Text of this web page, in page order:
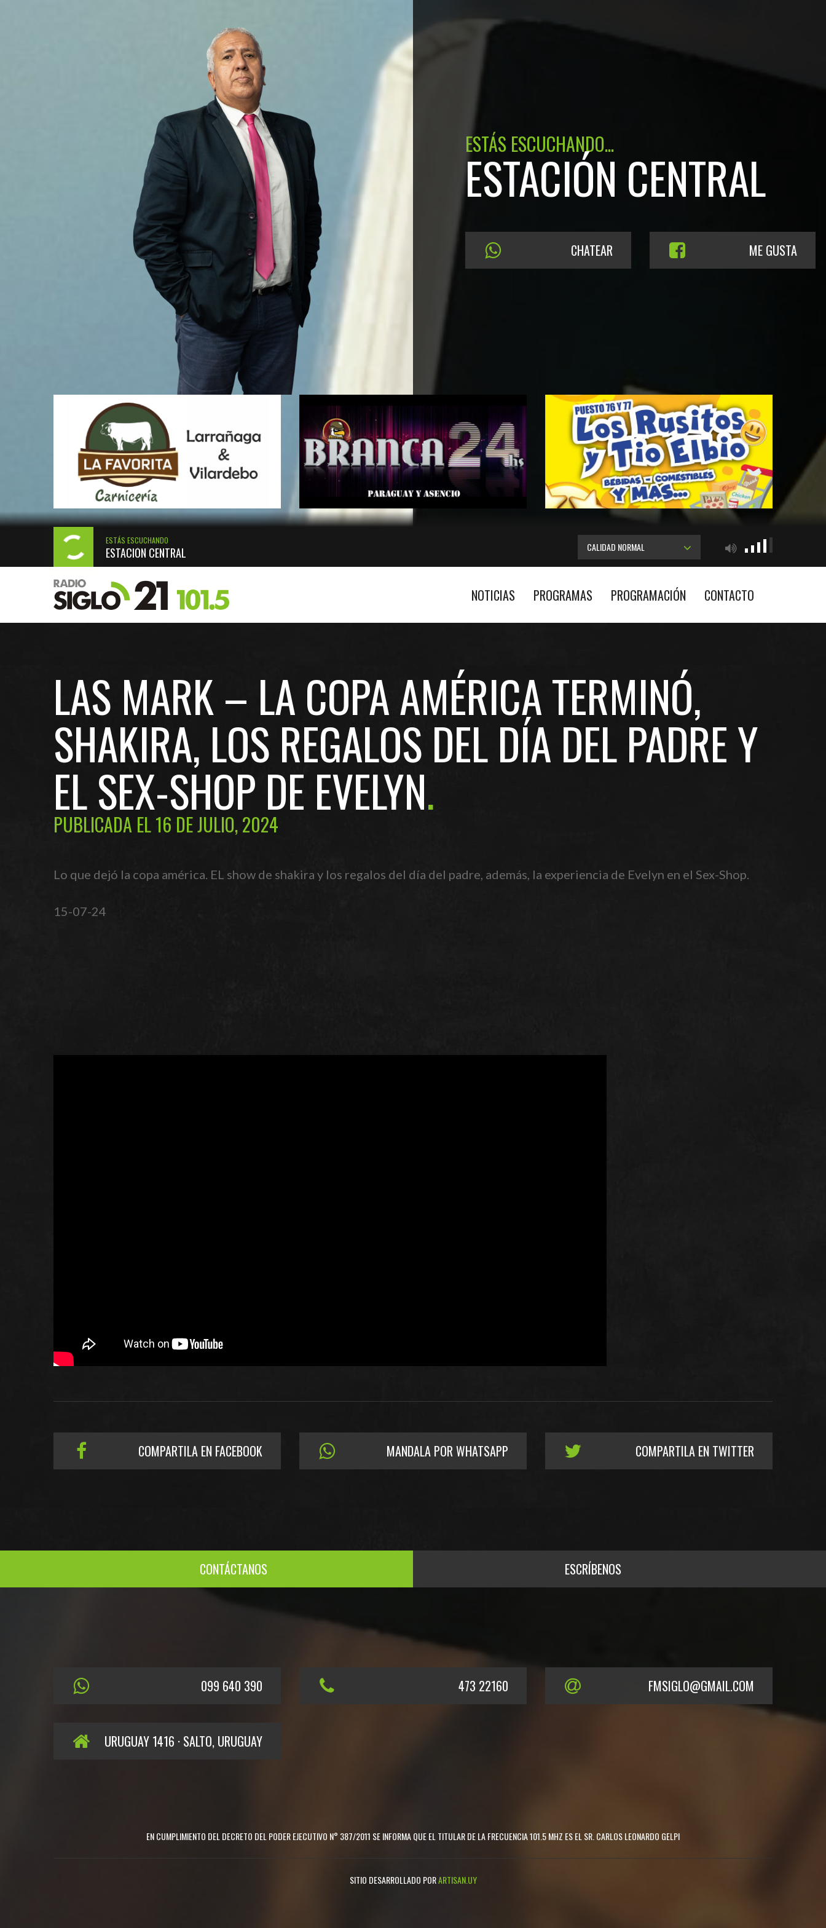
ESTÁS ESCUCHANDO...
ESTACIÓN CENTRAL
CHATEAR ME GUSTA
ESTÁS ESCUCHANDO
ESTACIÓN CENTRAL CALIDAD NORMAL
NOTICIAS PROGRAMAS PROGRAMACIÓN CONTACTO
LAS MARK – LA COPA AMÉRICA TERMINÓ,
SHAKIRA, LOS REGALOS DEL DÍA DEL PADRE Y
EL SEX-SHOP DE EVELYN
PUBLICADA EL 16 DE JULIO, 2024
Lo que dejó la copa américa. EL show de shakira y los regalos del día del padre, además, la experiencia de Evelyn en el Sex-Shop.
15-07-24
COMPARTILA EN FACEBOOK MANDALA POR WHATSAPP COMPARTILA EN TWITTER
CONTÁCTANOS ESCRÍBENOS
099 640 390 473 22160 FMSIGLO@GMAIL.COM
URUGUAY 1416 · SALTO, URUGUAY
EN CUMPLIMIENTO DEL DECRETO DEL PODER EJECUTIVO N° 387/2011 SE INFORMA QUE EL TITULAR DE LA FRECUENCIA 101.5 MHZ ES EL SR. CARLOS LEONARDO GELPI
SITIO DESARROLLADO PORARTISAN.UY